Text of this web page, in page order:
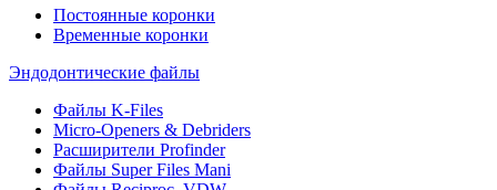
Постоянные коронки
Временные коронки
Эндодонтические файлы
Файлы K-Files
Micro-Openers & Debriders
Расширители Profinder
Файлы Super Files Mani